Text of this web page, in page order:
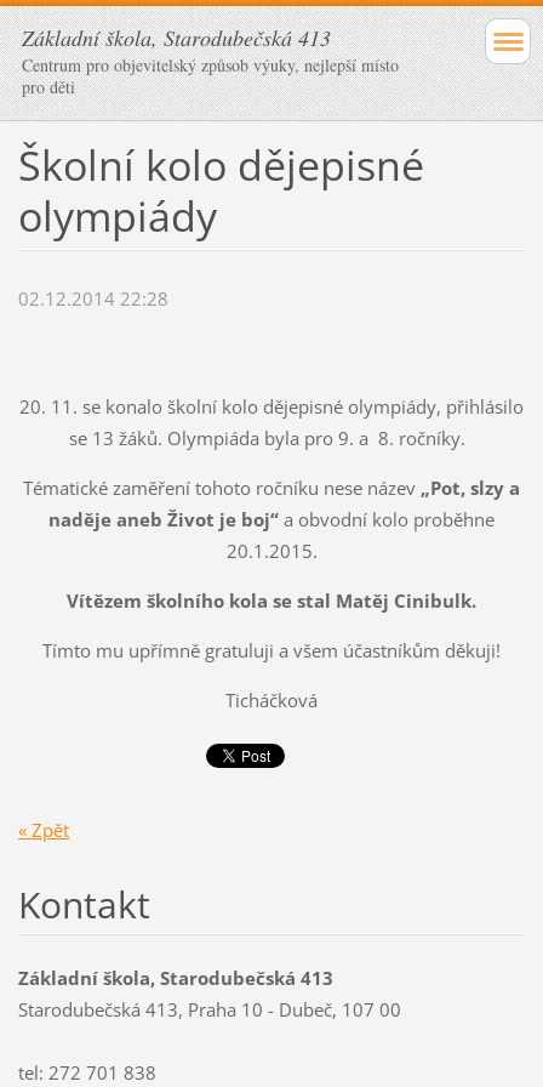
Základní škola, Starodubečská 413
Centrum pro objevitelský způsob výuky, nejlepší místo
pro děti
Školní kolo dějepisné
olympiády
02.12.2014 22:28
20. 11. se konalo školní kolo dějepisné olympiády, přihlásilo
se 13 žáků. Olympiáda byla pro 9. a 8. ročníky.
Tématické zaměření tohoto ročníku nese název „Pot, slzy a
naděje aneb Život je boj“ a obvodní kolo proběhne
20.1.2015.
Vítězem školního kola se stal Matěj Cinibulk.
Tímto mu upřímně gratuluji a všem účastníkům děkuji!
Ticháčková
« Zpět
Kontakt
Základní škola, Starodubečská 413
Starodubečská 413, Praha 10 - Dubeč, 107 00
tel: 272 701 838